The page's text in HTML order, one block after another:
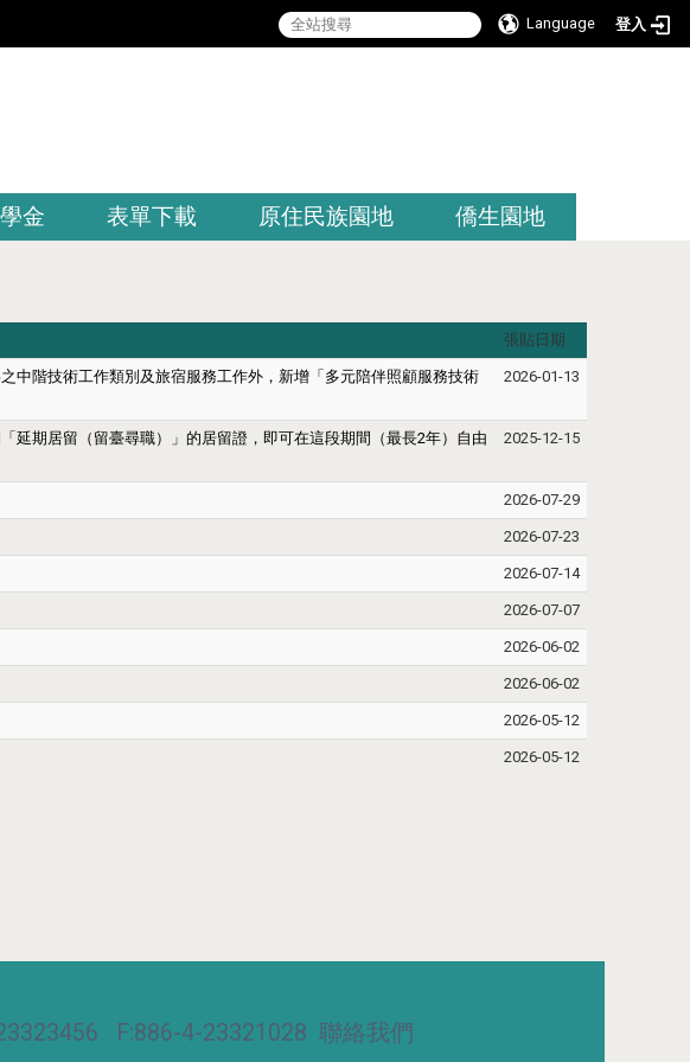
Language 登入
金 表單下載 原住民族園地 僑生園地
張貼日期
中階技術工作類別及旅宿服務工作外，新增「多元陪伴照顧服務技術
2026-01-13
延期居留（留臺尋職）」的居留證，即可在這段期間（最長2年）自由
2025-12-15
2026-07-29
2026-07-23
2026-07-14
2026-07-07
2026-06-02
2026-06-02
2026-05-12
2026-05-12
F:886-4-23321028 聯絡我們